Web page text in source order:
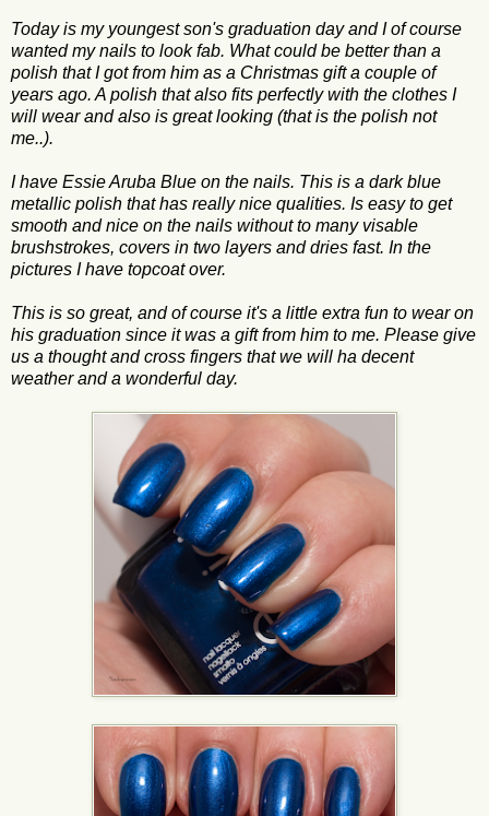
Today is my youngest son's graduation day and I of course
wanted my nails to look fab. What could be better than a
polish that I got from him as a Christmas gift a couple of
years ago. A polish that also fits perfectly with the clothes I
will wear and also is great looking (that is the polish not
me..).
I have Essie Aruba Blue on the nails. This is a dark blue
metallic polish that has really nice qualities. Is easy to get
smooth and nice on the nails without to many visable
brushstrokes, covers in two layers and dries fast. In the
pictures I have topcoat over.
This is so great, and of course it's a little extra fun to wear on
his graduation since it was a gift from him to me. Please give
us a thought and cross fingers that we will ha decent
weather and a wonderful day.